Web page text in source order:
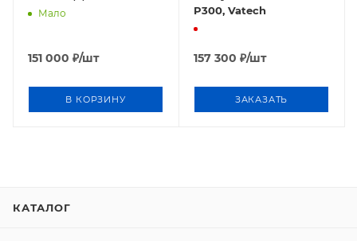
Мало
151 000 ₽/шт
В КОРЗИНУ
P300, Vatech
157 300 ₽/шт
ЗАКАЗАТЬ
КАТАЛОГ